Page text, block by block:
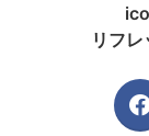
リフ